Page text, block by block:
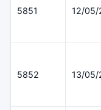
5851 12/05/
5852 13/05/